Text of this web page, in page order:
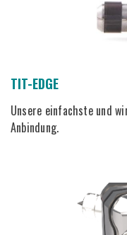
TIT-EDGE
Unsere einfachste und
Anbindung.